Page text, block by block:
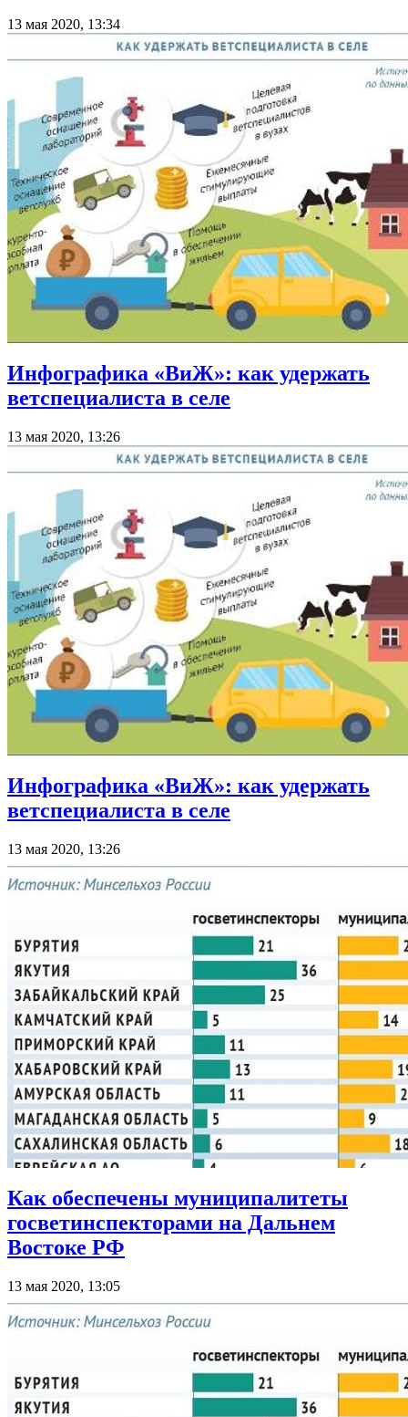
13 мая 2020, 13:34
Инфографика «ВиЖ»: как удержать
ветспециалиста в селе
13 мая 2020, 13:26
Инфографика «ВиЖ»: как удержать
ветспециалиста в селе
13 мая 2020, 13:26
Как обеспечены муниципалитеты
госветинспекторами на Дальнем
Востоке РФ
13 мая 2020, 13:05